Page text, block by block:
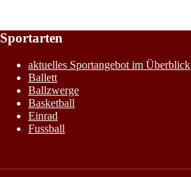
Sportarten
aktuelles Sportangebot im Überblick
Ballett
Ballzwerge
Basketball
Einrad
Fussball